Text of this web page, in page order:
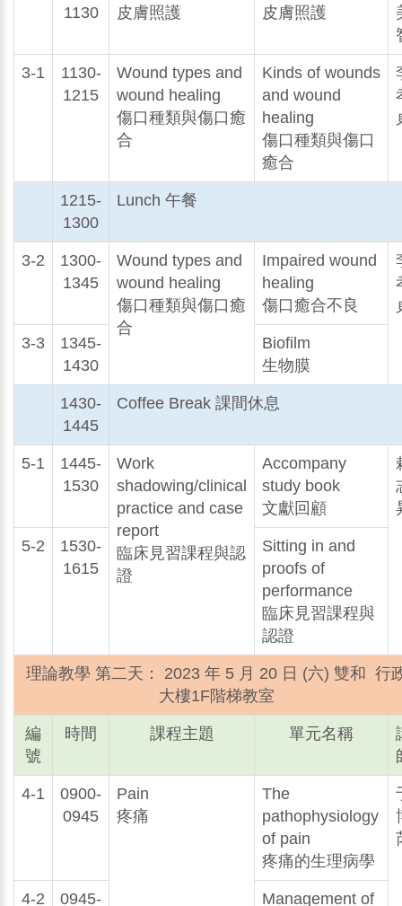
1130
皮膚照護
皮膚照護
3-1
1130-
1215
Wound types and
wound healing
傷口種類與傷口癒
合
Kinds of wounds
and wound
healing
傷口種類與傷口
癒合
1215-
1300
Lunch 午餐
3-2
1300-
1345
Wound types and
wound healing
傷口種類與傷口癒
合
Impaired wound
healing
傷口癒合不良
3-3
1345-
1430
Biofilm
生物膜
1430-
1445
Coffee Break 課間休息
5-1
1445-
1530
Work
shadowing/clinical
practice and case
report
臨床見習課程與認
證
Accompany
study book
文獻回顧
5-2
1530-
1615
Sitting in and
proofs of
performance
臨床見習課程與
認證
理論教學 第二天： 2023 年 5 月 20 日 (六) 雙和 行
大樓1F階梯教室
編
號
時間 課程主題 單元名稱
4-1
0900-
0945
Pain
疼痛
The
pathophysiology
of pain
疼痛的生理病學
4-2
0945-
Management of